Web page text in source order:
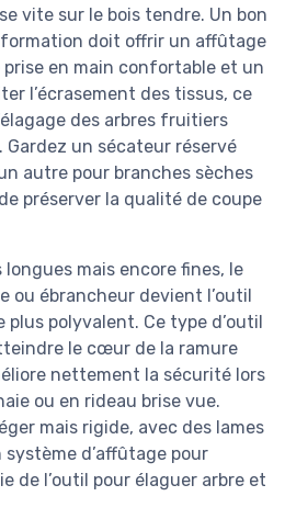
vite sur le bois tendre. Un bon
doit offrir un affûtage
prise en main confortable et un
l’écrasement des tissus, ce
des arbres fruitiers
Gardez un sécateur réservé
autre pour branches sèches
préserver la qualité de coupe
mais encore fines, le
ou ébrancheur devient l’outil
polyvalent. Ce type d’outil
le cœur de la ramure
nettement la sécurité lors
ou en rideau brise vue.
mais rigide, avec des lames
d’affûtage pour
de l’outil pour élaguer arbre et